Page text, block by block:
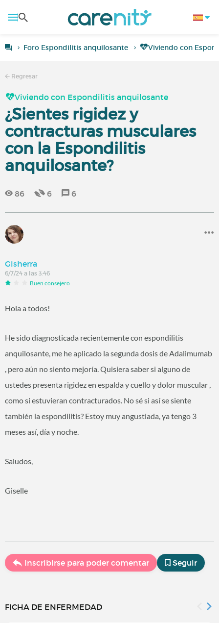
Foro Espondilitis anquilosante Viviendo con
Regresar
Viviendo con Espondilitis anquilosante
¿Sientes rigidez y
contracturas musculares
con la Espondilitis
anquilosante?
86 6 6
Gisherra
6/7/24 a las 3:46
Buen consejero
Hola a todos!
He sido diagnosticada recientemente con espondilitis
anquilosante, me he aplicado la segunda dosis de Adalimumab
, pero aún no siento mejoría. Quisiera saber si alguno de
ustedes presenta rigidez en espalda y cuello y dolor muscular ,
como si estuvieran contracturados. No sé si así se siente
también la espondilitis? Estoy muy angustiada, ya tengo 3
meses así, día y noche.
Saludos,
Giselle
Inscribirse para poder comentar Seguir
FICHA DE ENFERMEDAD